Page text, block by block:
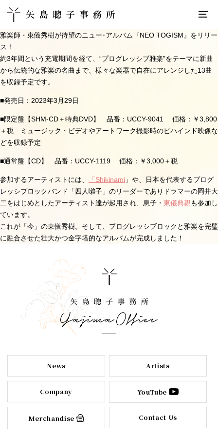
雅楽師・東儀秀樹が待望のニュー･アルバム『NEO TOGISM』をリリー
ス！
約3年間という充電期間を経て、“プログレッシブ雅楽”をテーマに新曲
から伝統的な雅楽の名曲まで、様々な楽器で自在にアレンジした13曲
を収録予定です。
■発売日：2023年3月29日
■限定盤【SHM-CD＋特典DVD】 品番：UCCY-9041 価格：￥3,800
＋税 ミュージック・ビデオやアートワーク撮影時のビハインド映像な
どを収録予定
■通常盤【CD】 品番：UCCY-1119 価格：￥3,000＋税
参加するアーティストには、 「 Shikinami 」や、日本を代表するプログ
レッシブロックバンド「四人囃子」のリーダーでありドラマーの岡井大
二をはじめとしたアーティスト達が起用され、息子・ 東儀典親も参加し
ています。
これが「今」の東儀秀樹。そして、プログレッシブロックと雅楽を完璧
に融合させた壮大かつ金字塔的なアルバムが完成しました！
News Artists
Company YouTube
Merchandise Contact Us